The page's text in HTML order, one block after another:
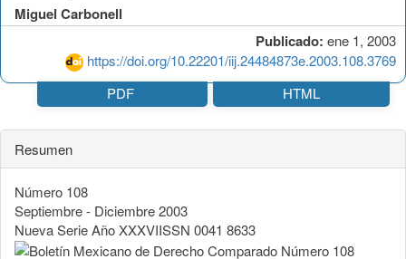
Publicado: ene 1, 2003
https://doi.org/10.22201/iij.24484873e.2003.108.3769
Miguel Carbonell
PDF HTML
Resumen
Número 108
Septiembre - Diciembre 2003
Nueva Serie Año XXXVIISSN 0041 8633